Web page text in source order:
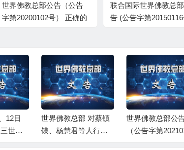
世界佛教总部公告（公告
字第20200102号） 正确的
联合国际世界佛教总
告 (公告字第
12日
世多
世界佛教总部 对蔡镇
镁、杨慧君等人行为
世界佛教总部公
（公告字第